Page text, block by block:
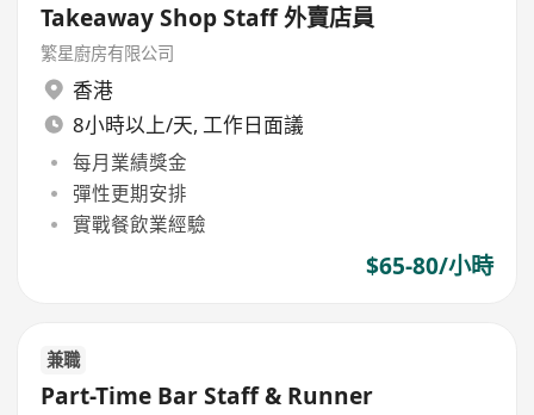
Takeaway Shop Staff 外賣店員
繁星廚房有限公司
香港
8小時以上/天, 工作日面議
每月業績獎金
彈性更期安排
實戰餐飲業經驗
$65-80/小時
兼職
Part-Time Bar Staff & Runner